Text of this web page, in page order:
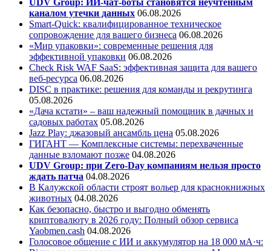
UDV Group: ИИ-чат-боты становятся неучтенным
каналом утечки данных 06.08.2026
Smart-Quick: квалифицированное техническое
сопровождение для вашего бизнеса 06.08.2026
«Мир упаковки»: современные решения для
эффективной упаковки 06.08.2026
Check Risk WAF SaaS: эффективная защита для вашего
веб-ресурса 06.08.2026
DISC в практике: решения для команды и рекрутинга
05.08.2026
«Дача кстати» – ваш надежный помощник в дачных и
садовых работах 05.08.2026
Jazz Play: джазовый ансамбль цена 05.08.2026
ГИГАНТ — Комплексные системы: перехваченные
данные взломают позже 04.08.2026
UDV Group: при Zero-Day компаниям нельзя просто
ждать патча 04.08.2026
В Калужской области строят вольер для краснокнижных
животных 04.08.2026
Как безопасно, быстро и выгодно обменять
криптовалюту в 2026 году: Полный обзор сервиса
Yaobmen.cash 04.08.2026
Голосовое общение с ИИ и аккумулятор на 18 000 мА·ч: